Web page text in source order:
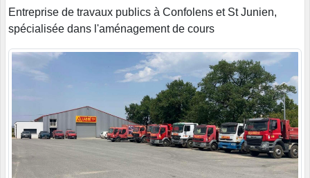
Entreprise de travaux publics à Confolens et St Junien,
spécialisée dans l'aménagement de cours